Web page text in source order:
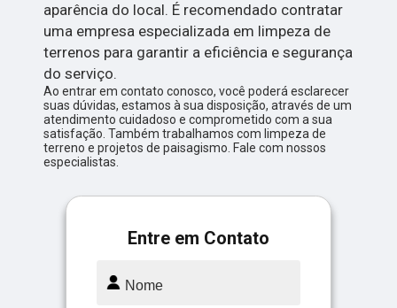
aparência do local. É recomendado contratar
uma empresa especializada em limpeza de
terrenos para garantir a eficiência e segurança
do serviço.
Ao entrar em contato conosco, você poderá esclarecer
suas dúvidas, estamos à sua disposição, através de um
atendimento cuidadoso e comprometido com a sua
satisfação. Também trabalhamos com limpeza de
terreno e projetos de paisagismo. Fale com nossos
especialistas.
Entre em Contato